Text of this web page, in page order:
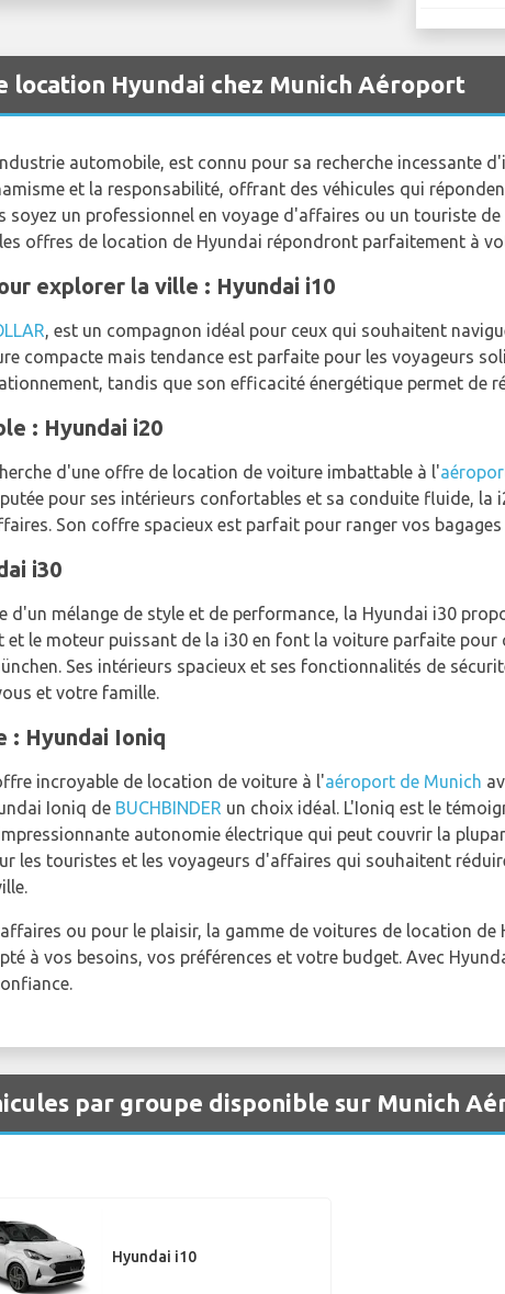
location Hyundai chez Munich Aéroport
automobile, est connu pour sa recherche incessante
et la responsabilité, offrant des véhicules qui
soyez un professionnel en voyage d'affaires ou un touriste
offres de location de Hyundai répondront parfaitement à
explorer la ville : Hyundai i10
, est un compagnon idéal pour ceux qui souhaitent
compacte mais tendance est parfaite pour les voyageurs
tandis que son efficacité énergétique permet de
: Hyundai i20
d'une offre de location de voiture imbattable à l'
pour ses intérieurs confortables et sa conduite fluide, la
Son coffre spacieux est parfait pour ranger vos
i30
d'un mélange de style et de performance, la Hyundai i30
et le moteur puissant de la i30 en font la voiture parfaite pour
Ses intérieurs spacieux et ses fonctionnalités de
et votre famille.
: Hyundai Ioniq
incroyable de location de voiture à l'aéroport de Munich
Ioniq de BUCHBINDER un choix idéal. L'Ioniq est le
autonomie électrique qui peut couvrir la
les touristes et les voyageurs d'affaires qui souhaitent
ou pour le plaisir, la gamme de voitures de location de
à vos besoins, vos préférences et votre budget. Avec
par groupe disponible sur Munich
Hyundai i10